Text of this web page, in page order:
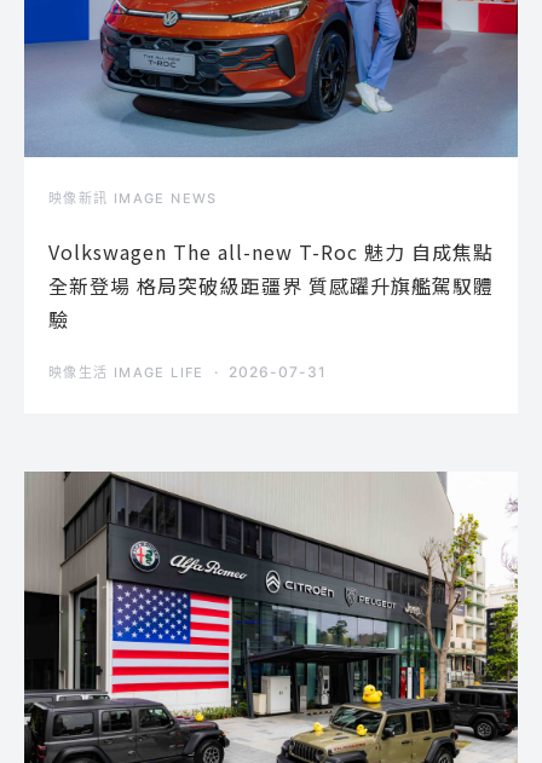
映像新訊 IMAGE NEWS
Volkswagen The all-new T-Roc 魅力 自成焦點
全新登場 格局突破級距疆界 質感躍升旗艦駕馭體
驗
映像生活 IMAGE LIFE 2026-07-31